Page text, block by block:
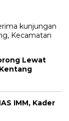
Lewat
IMM, Kader